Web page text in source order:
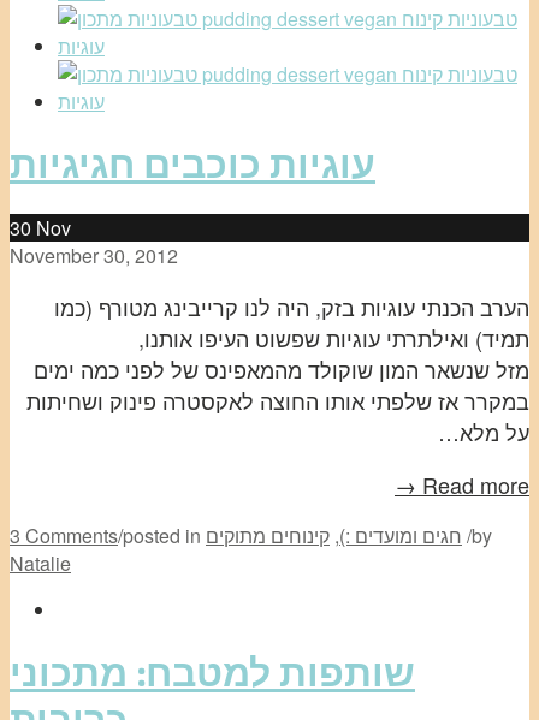
עוגיות כוכבים חגיגיות
30 Nov
November 30, 2012
הערב הכנתי עוגיות בזק, היה לנו קרייבינג מטורף (כמו
תמיד) ואילתרתי עוגיות שפשוט העיפו אותנו,
מזל שנשאר המון שוקולד מהמאפינס של לפני כמה ימים
במקרר אז שלפתי אותו החוצה לאקסטרה פינוק ושחיתות
על מלא…
Read more →
3 Comments/posted in חגים ומועדים :), קינוחים מתוקים /by
Natalie
שותפות למטבח: מתכוני